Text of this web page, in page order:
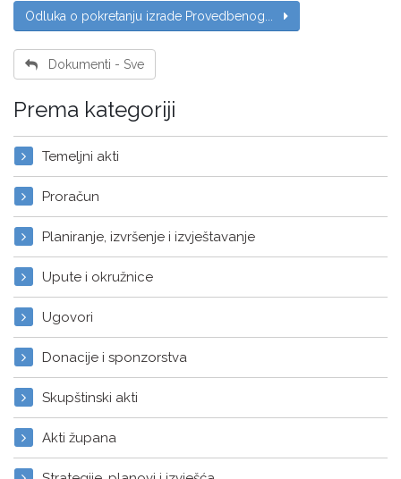
Odluka o pokretanju izrade Provedbenog...
Dokumenti - Sve
Prema kategoriji
Temeljni akti
Proračun
Planiranje, izvršenje i izvještavanje
Upute i okružnice
Ugovori
Donacije i sponzorstva
Skupštinski akti
Akti župana